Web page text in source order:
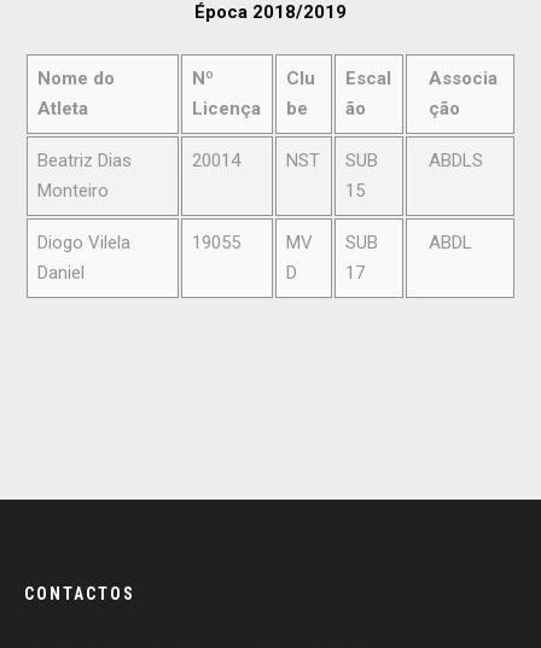
Época 2018/2019
Nome do
Atleta
Nº
Licença
Clu
be
Escal
ão
Associa
ção
Beatriz Dias
Monteiro
20014 NST
SUB
15
ABDLS
Diogo Vilela
Daniel
19055
MV
D
SUB
17
ABDL
CONTACTOS